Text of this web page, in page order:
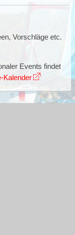
Vorschläge etc.
Events findet
Kalender